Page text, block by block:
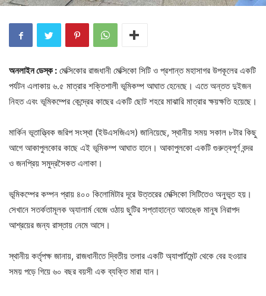
অনলাইন ডেস্ক : মেক্সিকোর রাজধানী মেক্সিকো সিটি ও প্রশান্ত মহাসাগর উপকূলের একটি
পর্যটন এলাকায় ৬.৫ মাত্রার শক্তিশালী ভূমিকম্প আঘাত হেনেছে। এতে অন্তত দুইজন
নিহত এবং ভূমিকম্পের কেন্দ্রের কাছের একটি ছোট শহরে মাঝারি মাত্রার ক্ষয়ক্ষতি হয়েছে।
মার্কিন ভূতাত্ত্বিক জরিপ সংস্থা (ইউএসজিএস) জানিয়েছে, স্থানীয় সময় সকাল ৮টার কিছু
আগে আকাপুলকোর কাছে এই ভূমিকম্প আঘাত হানে। আকাপুলকো একটি গুরুত্বপূর্ণ বন্দর
ও জনপ্রিয় সমুদ্রসৈকত এলাকা।
ভূমিকম্পের কম্পন প্রায় ৪০০ কিলোমিটার দূরে উত্তরের মেক্সিকো সিটিতেও অনুভূত হয়।
সেখানে সতর্কতামূলক অ্যালার্ম বেজে ওঠায় ছুটির সপ্তাহান্তে আতঙ্কে মানুষ নিরাপদ
আশ্রয়ের জন্য রাস্তায় নেমে আসে।
স্থানীয় কর্তৃপক্ষ জানায়, রাজধানীতে দ্বিতীয় তলার একটি অ্যাপার্টমেন্ট থেকে বের হওয়ার
সময় পড়ে গিয়ে ৬০ বছর বয়সী এক ব্যক্তি মারা যান।